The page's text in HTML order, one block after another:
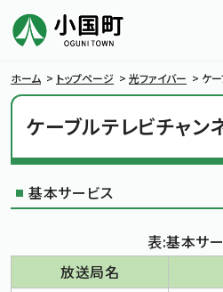
暮らしの情報
行政情報
ホーム > トップページ > 光ファイバー > ケ
ケーブルテレビチャン
基本サービス
表:基本サ
放送局名